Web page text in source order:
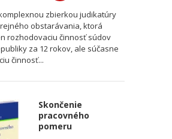
zbierkou judikatúry
obstarávania, ktorá
rozhodovaciu činnosť súdov
za 12 rokov, ale súčasne
činnosť...
Skončenie
pracovného
pomeru